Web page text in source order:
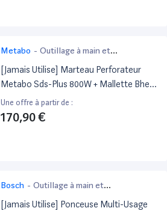
Metabo - Outillage à main et
électroportatif
[Jamais Utilise] Marteau Perforateur
Metabo Sds-Plus 800W + Mallette Bhe
2444
Une offre à partir de :
170,90 €
Bosch - Outillage à main et
électroportatif
[Jamais Utilise] Ponceuse Multi-Usage